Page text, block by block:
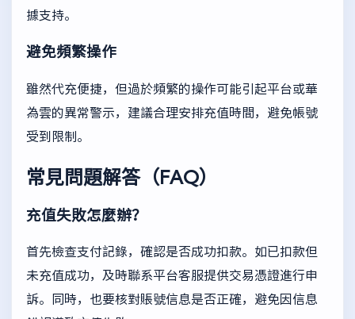
據支持。
避免頻繁操作
雖然代充便捷，但過於頻繁的操作可能引起平台或華
為雲的異常警示，建議合理安排充值時間，避免帳號
受到限制。
常見問題解答（FAQ）
充值失敗怎麼辦？
首先檢查支付記錄，確認是否成功扣款。如已扣款但
未充值成功，及時聯系平台客服提供交易憑證進行申
訴。同時，也要核對賬號信息是否正確，避免因信息